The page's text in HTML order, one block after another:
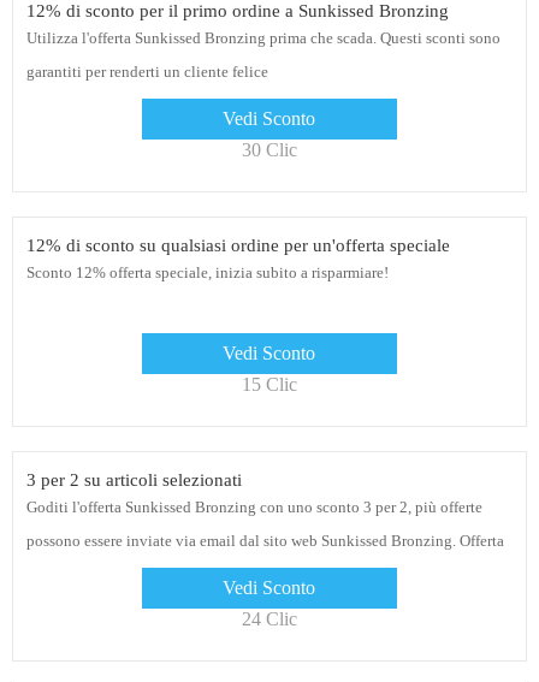
12% di sconto per il primo ordine a Sunkissed Bronzing
Utilizza l'offerta Sunkissed Bronzing prima che scada. Questi sconti sono
garantiti per renderti un cliente felice
Vedi Sconto
30 Clic
12% di sconto su qualsiasi ordine per un'offerta speciale
Sconto 12% offerta speciale, inizia subito a risparmiare!
Vedi Sconto
15 Clic
3 per 2 su articoli selezionati
Goditi l'offerta Sunkissed Bronzing con uno sconto 3 per 2, più offerte
possono essere inviate via email dal sito web Sunkissed Bronzing. Offerta
Vedi Sconto
24 Clic